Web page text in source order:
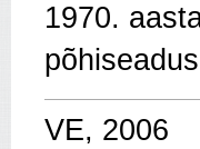
1970.
VE, 2006